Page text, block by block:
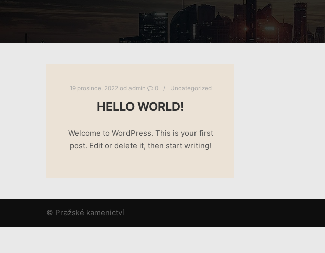
19 prosince, 2022 od admin 0 Uncategorized
HELLO WORLD!
Welcome to WordPress. This is your first
post. Edit or delete it, then start writing!
© Pražské kamenictví